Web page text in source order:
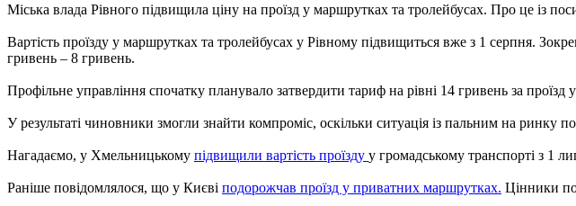
Міська влада Рівного підвищила ціну на проїзд у маршрутках та тролейбусах. Про це із
Вартість проїзду у маршрутках та тролейбусах у Рівному підвищиться вже з 1 серпня.
гривень – 8 гривень.
Профільне управління спочатку планувало затвердити тариф на рівні 14 гривень за проїзд
У результаті чиновники змогли знайти компроміс, оскільки ситуація із пальним на ринку
Нагадаємо, у Хмельницькому підвищили вартість проїзду у громадському транспорті з 1
Раніше повідомлялося, що у Києві подорожчав проїзд у приватних маршрутках. Цінники